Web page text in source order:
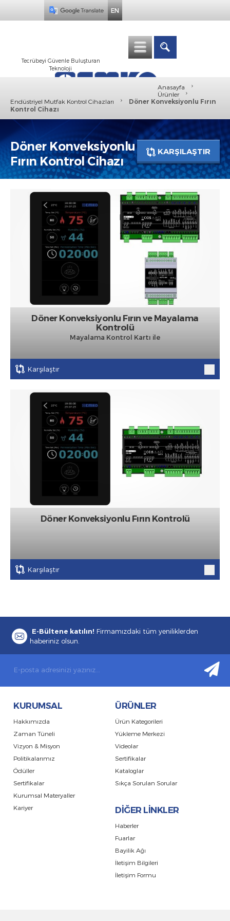
EN
Tecrübeyi Güvenle Buluşturan
Teknoloji
Anasayfa ›
Ürünler ›
Endüstriyel Mutfak Kontrol Cihazları ›
Döner Konveksiyonlu Fırın
Kontrol Cihazı
KARŞILAŞTIR
Döner Konveksiyonlu
Fırın Kontrol Cihazı
Döner Konveksiyonlu Fırın ve Mayalama
Kontrolü
Mayalama Kontrol Kartı ile
Karşılaştır
Döner Konveksiyonlu Fırın Kontrolü
Karşılaştır
E-Bültene katılın! Firmamızdaki tüm yeniliklerden
haberiniz olsun.
KURUMSAL
Hakkımızda
Zaman Tüneli
Vizyon & Misyon
Politikalarımız
Ödüller
Sertifikalar
Kurumsal Materyaller
Kariyer
ÜRÜNLER
Ürün Kategorileri
Yükleme Merkezi
Videolar
Sertifikalar
Kataloglar
Sıkça Sorulan Sorular
DİĞER LİNKLER
Haberler
Fuarlar
Bayilik Ağı
İletişim Bilgileri
İletişim Formu